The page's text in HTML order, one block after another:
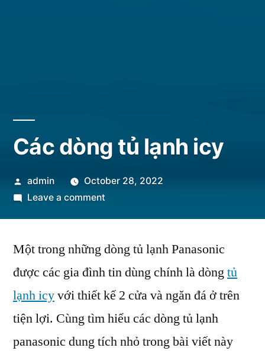
Các dòng tủ lạnh icy
Posted
by
admin
October 28, 2022
Leave a commenton
tủ
icy
Một trong những dòng tủ lạnh Panasonic
được các gia đình tin dùng chính là dòngtủ
lạnh icyvới thiết kế 2 cửa và ngăn đá ở trên
tiện lợi. Cùng tìm hiểu các dòng tủ lạnh
panasonic dung tích nhỏ trong bài viết này